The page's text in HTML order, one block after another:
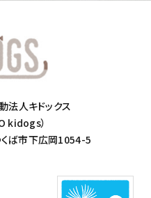
法人キドックス
kidogs）
ば市下広岡1054-5